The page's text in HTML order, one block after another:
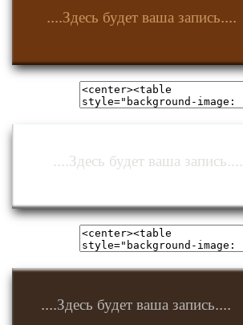
....Здесь будет ваша запись....
....Здесь будет ваша запись....
....Здесь будет ваша запись....